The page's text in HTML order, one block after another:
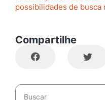
possibilidades de busca
Compartilhe